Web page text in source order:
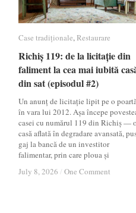
Case tradiționale,Restaurare
Richiș 119: de la licitație din
faliment la cea mai iubită
din sat (episodul #2)
Un anunț de licitație lipit pe o
în vara lui 2012. Așa începe
casei cu numărul 119 din Richiș —
casă aflată în degradare avansată,
gaj la bancă de un investitor
falimentar, prin care ploua și
July 8, 2026 / One Comment
Case tradiționale Restaurare
Richiș 119: de la licitație din
faliment la cea mai iubită
din sat (episodul #2)
July 8, 2026 / One Comment